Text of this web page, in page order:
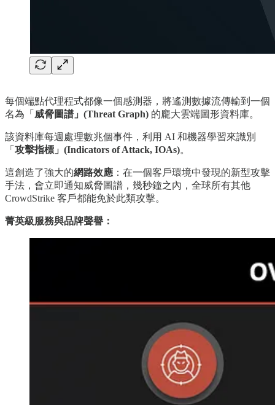
每個端點代理程式都像一個感測器，將遙測數據流傳輸到一個
名為「 威脅圖譜」(Threat Graph) 的龐大雲端圖形資料庫。
該資料庫每週處理數兆個事件，利用 AI 和機器學習來識別
「 攻擊指標」(Indicators of Attack, IOAs)。
這創造了強大的網路效應 ：在一個客戶環境中發現的新型攻擊
手法，會立即通知威脅圖譜，幾秒鐘之內，全球所有其他
CrowdStrike 客戶都能免於此類攻擊。
菁英級服務與品牌聲譽：